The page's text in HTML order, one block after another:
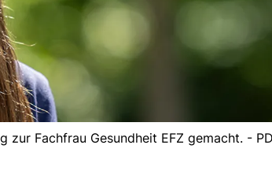
Fachfrau Gesundheit EFZ gemacht. -